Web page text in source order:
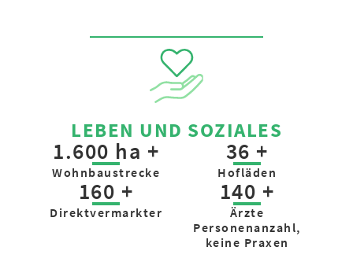
LEBEN UND SOZIALES
1.600 ha +
Wohnbau­strecke
36 +
Hofläden
160 +
Direkt­vermarkter
140 +
Ärzte
Personenanzahl,
keine Praxen